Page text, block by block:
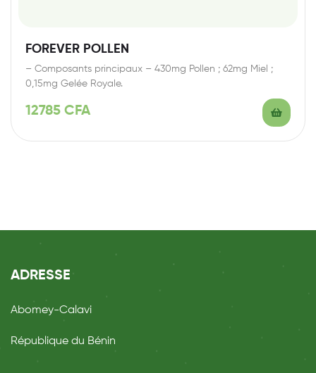
FOREVER POLLEN
– Composants principaux – 430mg Pollen ; 62mg Miel ;
0,15mg Gelée Royale.
12785 CFA
ADRESSE
Abomey-Calavi
République du Bénin